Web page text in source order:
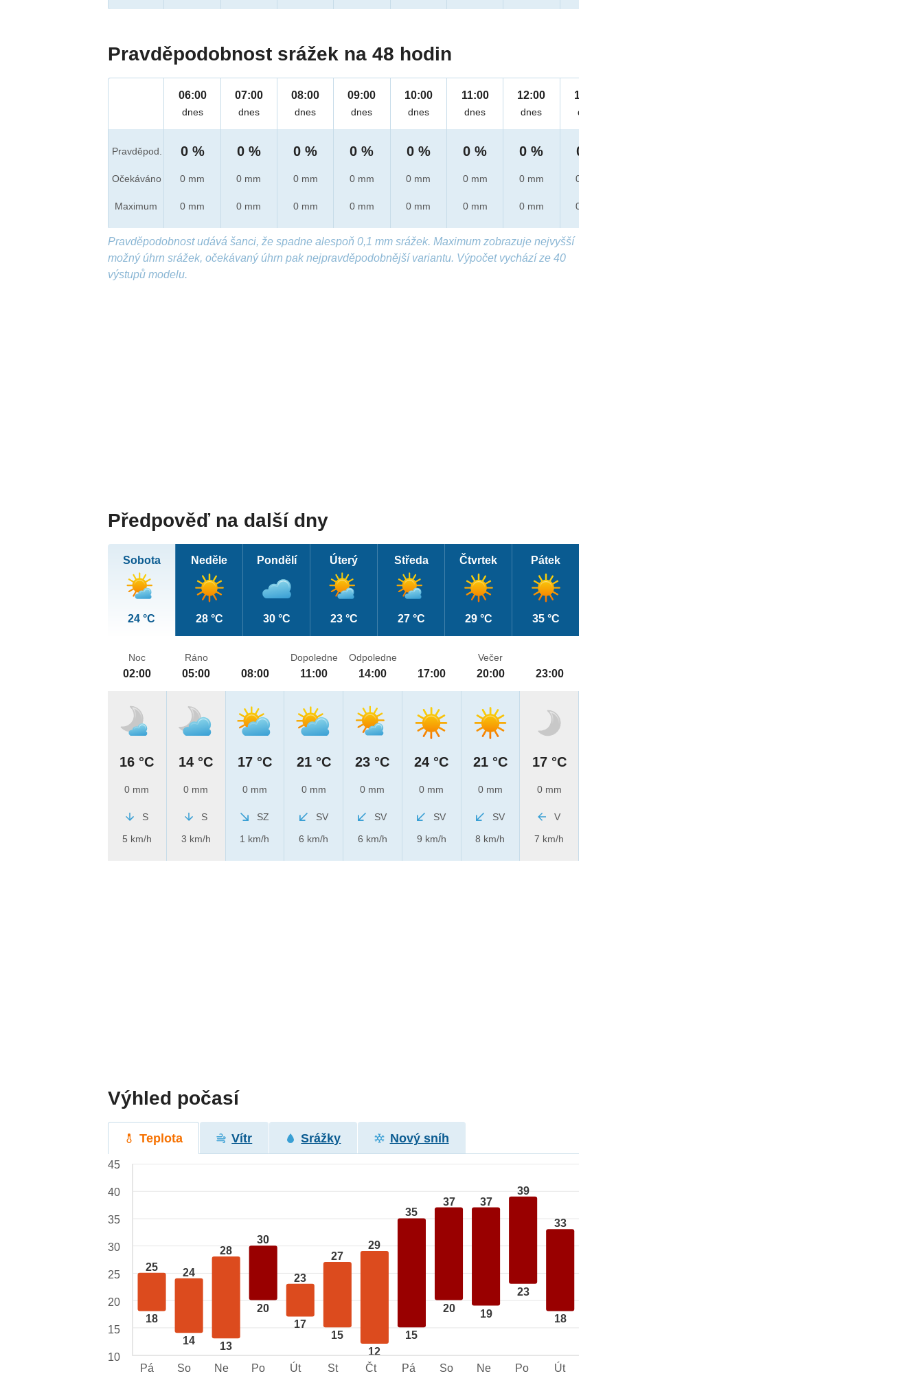
Pravděpodobnost srážek na 48 hodin
Pravděpod.
Očekáváno
Maximum
06:00
dnes
0 %
0 mm
0 mm
07:00
dnes
0 %
0 mm
0 mm
08:00
dnes
0 %
0 mm
0 mm
09:00
dnes
0 %
0 mm
0 mm
10:00
dnes
0 %
0 mm
0 mm
11:00
dnes
0 %
0 mm
0 mm
12:00
dnes
0 %
0 mm
0 mm
13:00
dnes
0 %
0 mm
0 mm
Pravděpodobnost udává šanci, že spadne alespoň 0,1 mm srážek. Maximum zobrazuje nejvyšší
možný úhrn srážek, očekávaný úhrn pak nejpravděpodobnější variantu. Výpočet vychází ze 40
výstupů modelu.
Předpověď na další dny
Sobota
24 °C
Neděle
28 °C
Pondělí
30 °C
Úterý
23 °C
Středa
27 °C
Čtvrtek
29 °C
Pátek
35 °C
Noc
02:00
16 °C
0 mm
S
5 km/h
Ráno
05:00
14 °C
0 mm
S
3 km/h
08:00
17 °C
0 mm
SZ
1 km/h
Dopoledne
11:00
21 °C
0 mm
SV
6 km/h
Odpoledne
14:00
23 °C
0 mm
SV
6 km/h
17:00
24 °C
0 mm
SV
9 km/h
Večer
20:00
21 °C
0 mm
SV
8 km/h
23:00
17 °C
0 mm
V
7 km/h
Výhled počasí
Teplota Vítr Srážky Nový sníh
25
18
24
14
28
13
30
20
23
17
27
15
29
12
35
15
37
20
37
19
39
23
33
18
45
40
35
30
25
20
15
10
Pá
So Ne Po Út St Čt Pá So Ne Po Út